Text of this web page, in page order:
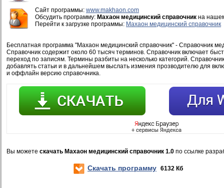
Cайт программы: www.makhaon.com
Обсудить программу: Махаон медицинский справочник на
Перейти к загрузке программы: Махаон медицинский справочник
Бесплатная программа "Махаон медицинский справочник" - Справочник
Справочник содержит около 60 тысяч терминов. Справочник включает
переход по записям. Термины разбиты на несколько категорий.
добавлять статьи и в дальнейшем выслать измения прозводителю для
и оффлайн версию справочника.
Вы можете скачать Махаон медицинский справочник 1.0 по ссылке
Скачать программу 6132 Кб